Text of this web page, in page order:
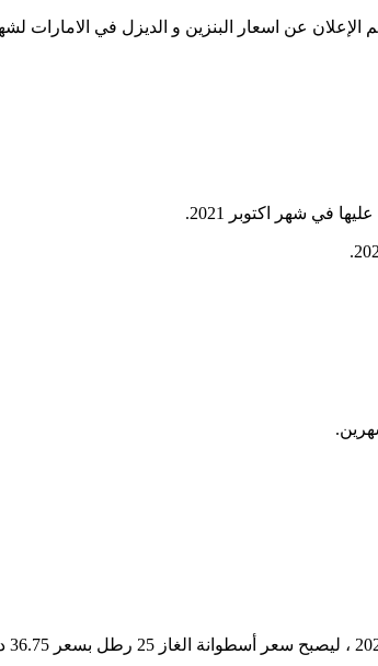
الإعلان عن اسعار البنزين و الديزل في الامارات لشهر
في شهر اكتوبر 2021.